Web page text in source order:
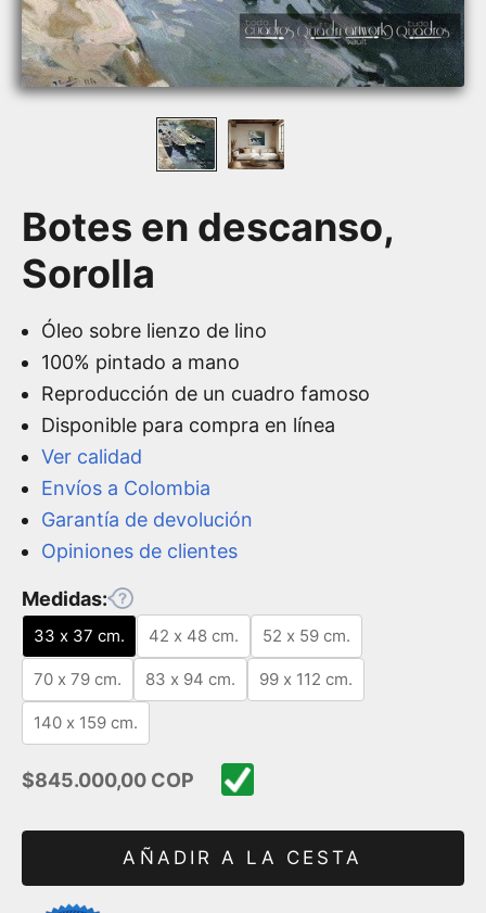
Botes en descanso,
Sorolla
Óleo sobre lienzo de lino
100% pintado a mano
Reproducción de un cuadro famoso
Disponible para compra en línea
Ver calidad
Envíos a Colombia
Garantía de devolución
Opiniones de clientes
Medidas:
33 x 37 cm. 42 x 48 cm. 52 x 59 cm.
70 x 79 cm. 83 x 94 cm. 99 x 112 cm.
140 x 159 cm.
Precio de oferta
$845.000,00 COP
AÑADIR A LA CESTA